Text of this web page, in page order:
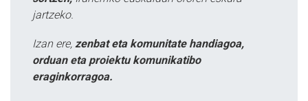
jartzeko.
Izan ere, zenbat eta komunitate handiagoa,
orduan eta proiektu komunikatibo
eraginkorragoa.